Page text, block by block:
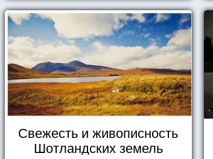
Свежесть и живописность
Шотландских земель